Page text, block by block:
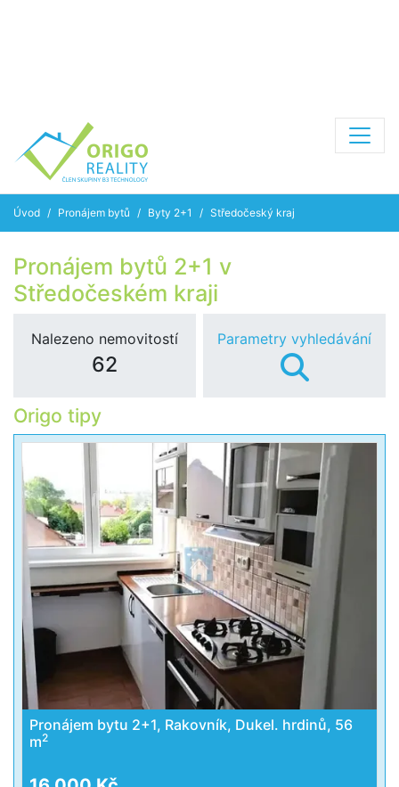
Úvod Pronájem bytů Byty 2+1 Středočeský kraj
Pronájem bytů 2+1 v
Středočeském kraji
Nalezeno nemovitostí
62
Parametry vyhledávání
Origo tipy
Pronájem bytu 2+1, Rakovník, Dukel. hrdinů, 56
m2